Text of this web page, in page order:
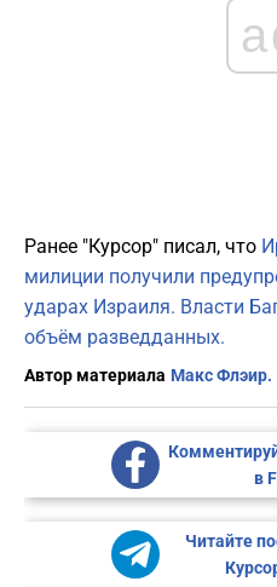
Ранее "Курсор" писал, что
милиции получили
ударах Израиля. Власти
объём разведданных.
Автор материала Макс Флэир.
в
Читайте